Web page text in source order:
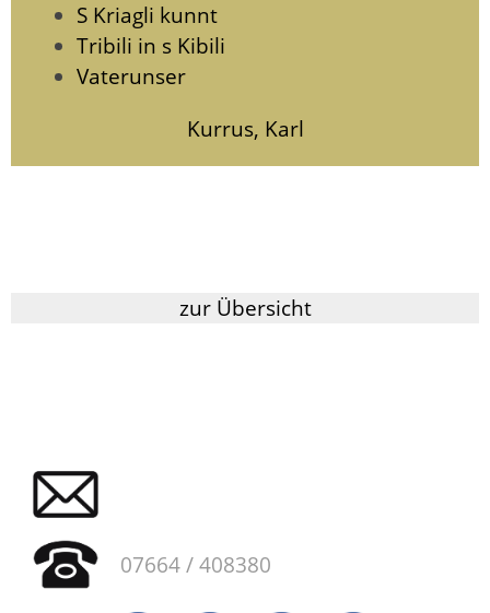
S Kriagli kunnt
Tribili in s Kibili
Vaterunser
Kurrus, Karl
zur Übersicht
07664 / 408380